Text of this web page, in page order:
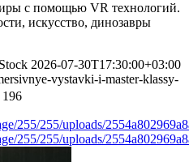
с помощью VR технологий.
искусство, динозавры
2026-07-30T17:30:00+03:00
vystavki-i-master-klassy-
196
255/255/uploads/
255/255/uploads/